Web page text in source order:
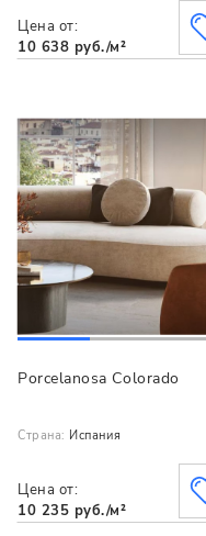
Цена от:
10 638 руб./м²
Porcelanosa Colorado
Страна: Испания
Цена от:
10 235 руб./м²